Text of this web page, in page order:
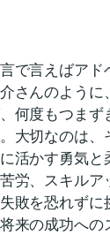
で言えばアド
さんのように
何度もつまず
大切なのは、
活かす勇気と
労、スキルア
敗を恐れずに
来の成功への